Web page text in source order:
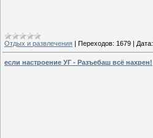
Отдых и развлечения | Переходов: 1679 | Дата:
если настроение УГ - Разъебаш всё нахрен!